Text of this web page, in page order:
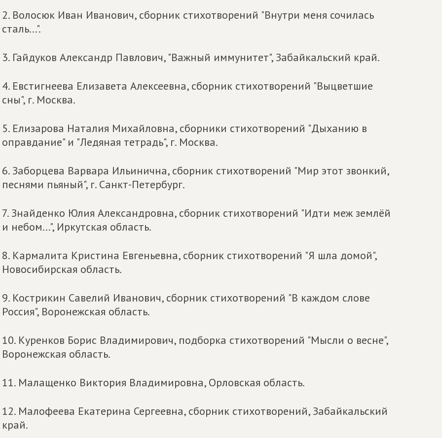
2. Волосюк Иван Иванович, сборник стихотворений "Внутри меня сочилась
сталь...".
3. Гайдуков Александр Павлович, "Важный иммунитет", Забайкальский край.
4. Евстигнеева Елизавета Алексеевна, сборник стихотворений "Выцветшие
сны", г. Москва.
5. Елизарова Наталия Михайловна, сборники стихотворений "Дыханию в
оправдание" и "Ледяная тетрадь", г. Москва.
6. Заборцева Варвара Ильинична, сборник стихотворений "Мир этот звонкий,
песнями пьяный", г. Санкт-Петербург.
7. Знайденко Юлия Александровна, сборник стихотворений "Идти меж землёй
и небом...", Иркутская область.
8. Кармалита Кристина Евгеньевна, сборник стихотворений "Я шла домой",
Новосибирская область.
9. Кострикин Савелий Иванович, сборник стихотворений "В каждом слове
Россия", Воронежская область.
10. Куренков Борис Владимирович, подборка стихотворений "Мысли о весне",
Воронежская область.
11. Малащенко Виктория Владимировна, Орловская область.
12. Малофеева Екатерина Сергеевна, сборник стихотворений, Забайкальский
край.